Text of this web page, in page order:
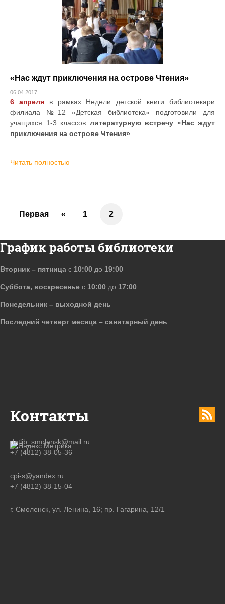
«Нас ждут приключения на острове Чтения»
06.04.2017
6 апреля в рамках Недели детской книги библиотекари
филиала №12 «Детская библиотека» подготовили для
учащихся 1-3 классов литературную встречу «Нас ждут
приключения на острове Чтения»
Читать полностью
Первая « 1 2
Контакты
detlib_smolensk@mail.ru
+7 (4812) 38-05-36
cpi-s@yandex.ru
+7 (4812) 38-15-04
г. Смоленск, ул. Ленина, 16; пр. Гагарина, 12/1
График работы библиотеки
Вторник – пятница с 10:00 до 19:00
Суббота, воскресенье с 10:00 до 17:00
Понедельник – выходной день
Последний четверг месяца – санитарный день